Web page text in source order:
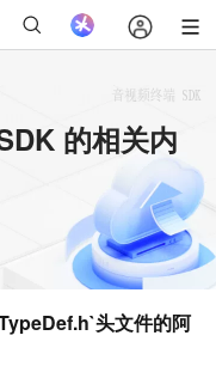
的相关内
头文件的阿